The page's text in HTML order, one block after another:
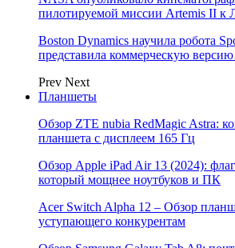
пилотируемой миссии Artemis II к
Boston Dynamics научила робота
представила коммерческую
Prev Next
Планшеты
Обзор ZTE nubia RedMagic Astra:
планшета с дисплеем 165 Гц
Обзор Apple iPad Air 13 (2024):
который мощнее ноутбуков и ПК
Acer Switch Alpha 12 – Обзор
уступающего конкурентам